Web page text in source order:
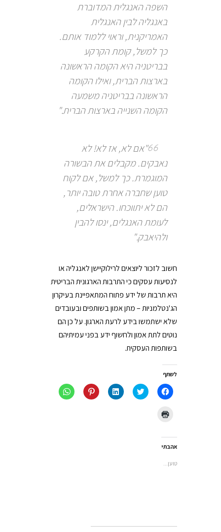
השפה האנגלית המדוברת
באנגליה לבין האנגלית
האמריקנית, וראוי ללמוד אותם.
כך למשל, קומת הקרקע
בבריטניה היא הקומה הראשונה
בארצות הברית, ואילו הקומה
הראשונה בבריטניה משמעה
הקומה השנייה בארצות הברית."
"אם לא, אז לא! לא
נאבקים. מקבלים את הבשורה
המוגמרת. כך למשל, אם לקוח
טוען שחברה אחרת טובה יותר,
הם לא יתווכחו. הישראלים,
לעומת האנגלים, ינסו להבין
ולהיאבק."
חשוב לזכור ליוצאים לרילוקיישן לאנגליה או
לנסיעות עסקים כי התרבות הארגונית הבריטית
היא תרבות של ידע פתוח המתאפיינת בעיקרון
הג'נטלמניות – מתן אמון בשותפים ובעובדים
שלא ישתמשו בידע לרעת הארגון. על כן הם
נוטים לתת אמון ולחשוף ידע בפני עמיתיהם
בשותפות העסקית.
לשתף
לחיצה
לשיתוף
לחצו
כדי
לחצו
כדי
לחץ
כדי
לחיצה
לשיתוף
אהבתי
טוען...